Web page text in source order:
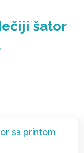
šator